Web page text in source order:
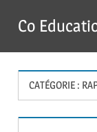
content
Co
CATÉGORIE :